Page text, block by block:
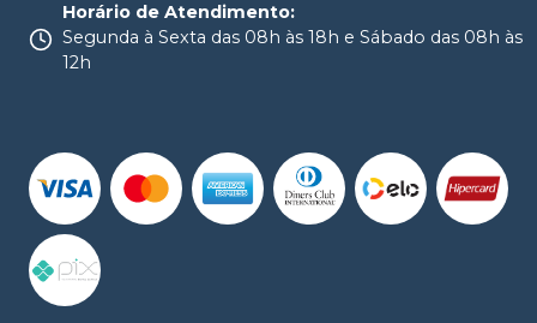
Horário de Atendimento:
Segunda à Sexta das 08h às 18h e Sábado das 08h às
12h